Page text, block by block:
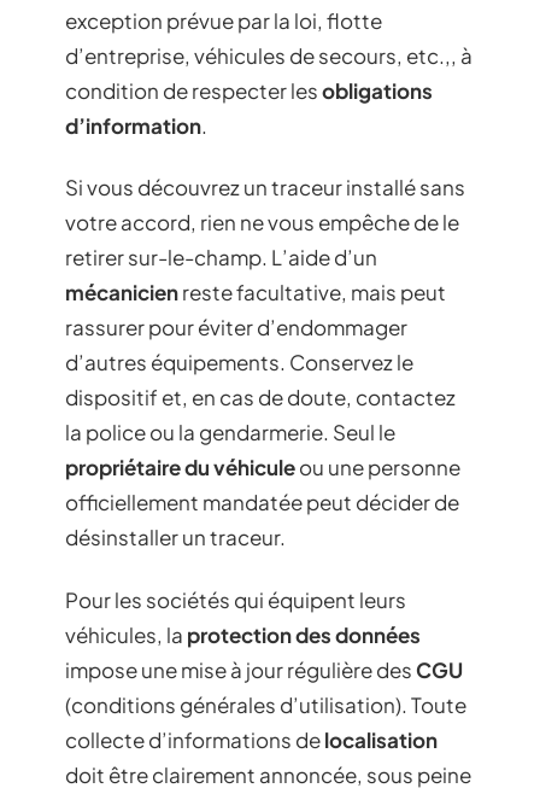
exception prévue par la loi, flotte
d’entreprise, véhicules de secours, etc.,, à
condition de respecter lesobligations
d’information.
Si vous découvrez un traceur installé sans
votre accord, rien ne vous empêche de le
retirer sur-le-champ. L’aide d’un
mécanicienreste facultative, mais peut
rassurer pour éviter d’endommager
d’autres équipements. Conservez le
dispositif et, en cas de doute, contactez
la police ou la gendarmerie. Seul le
propriétaire du véhiculeou une personne
officiellement mandatée peut décider de
désinstaller un traceur.
Pour les sociétés qui équipent leurs
véhicules, la protection des données
impose une mise à jour régulière desCGU
(conditions générales d’utilisation). Toute
collecte d’informations delocalisation
doit être clairement annoncée, sous peine